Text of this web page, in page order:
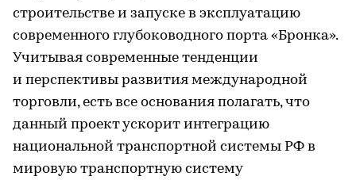
строительстве и запуске в эксплуатацию
современного глубоководного порта «Бронка».
Учитывая современные тенденции
и перспективы развития международной
торговли, есть все основания полагать, что
данный проект ускорит интеграцию
национальной транспортной системы РФ в
мировую транспортную систему